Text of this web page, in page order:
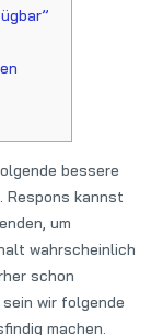
bessere
Respons kannst
um
wahrscheinlich
schon
wir folgende
machen.